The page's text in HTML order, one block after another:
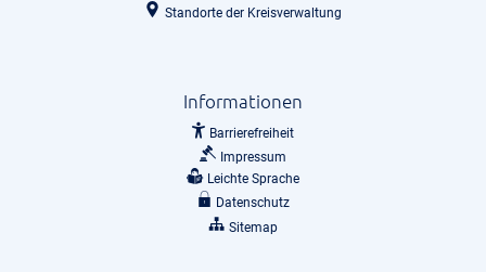
Standorte der Kreisverwaltung
Informationen
Barrierefreiheit
Impressum
Leichte Sprache
Datenschutz
Sitemap